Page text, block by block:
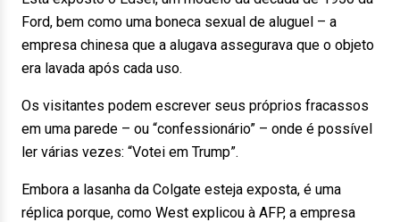
Ford, bem como uma boneca sexual de aluguel – a
empresa chinesa que a alugava assegurava que o objeto
era lavada após cada uso.
Os visitantes podem escrever seus próprios fracassos
em uma parede – ou “confessionário” – onde é possível
ler várias vezes: “Votei em Trump”.
Embora a lasanha da Colgate esteja exposta, é uma
réplica porque, como West explicou à AFP, a empresa